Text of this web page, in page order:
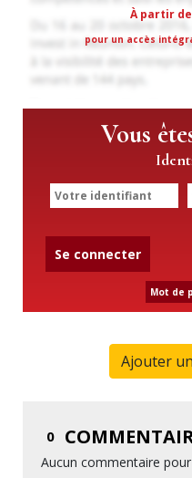
À partir
pour un accès
Vous
Se connecter
Mot de
Ajouter
0
Aucun commentaire